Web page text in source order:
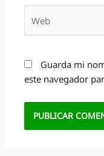
Guarda mi
este navegador